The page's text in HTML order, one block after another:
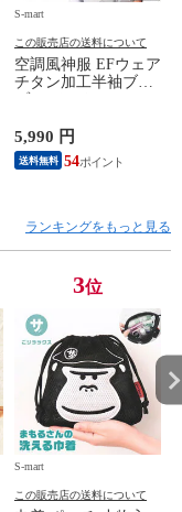
S-mart
この販売店の送料について
空調風神服 EFウェア
チタン加工半袖ブル
ジャケット 遮熱 作
業服 作業着 上着 ア
タックベース KF100
5,990 円
送料無料 54
ランキングをもっと見る
3位
S-mart
この販売店の送料について